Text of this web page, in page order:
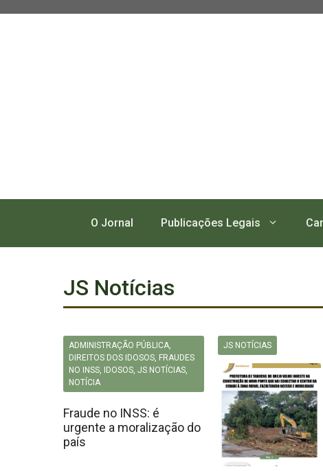
O Jornal Publicações Legais
JS Notícias
ADMINISTRAÇÃO PÚBLICA,
DIREITOS DOS IDOSOS, FRAUDES
NO INSS, IDOSOS, JS NOTÍCIAS,
NOTÍCIA
Fraude no INSS: é
urgente a moralização do
país
JS NOTÍCIAS